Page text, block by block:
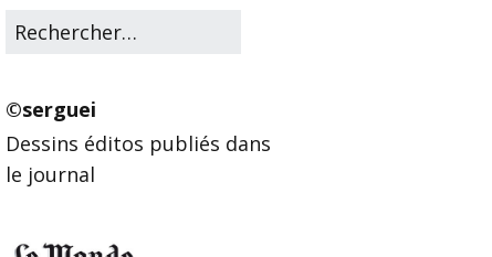
©serguei
Dessins éditos publiés dans
le journal